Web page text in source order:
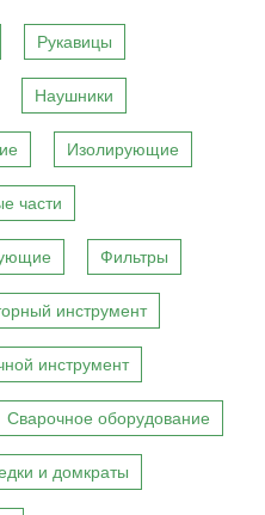
Рукавицы
Наушники
Изолирующие
части
Фильтры
инструмент
инструмент
Сварочное оборудование
и домкраты